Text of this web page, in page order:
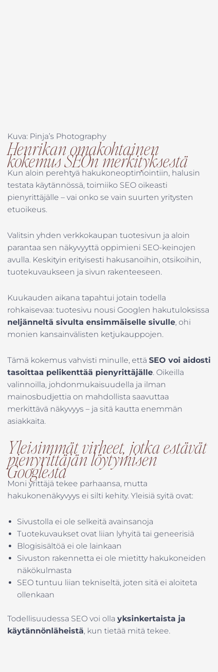
Kuva: Pinja’s Photography
Henrikan omakohtainen
kokemus SEOn merkityksestä
Kun aloin perehtyä hakukoneoptimointiin, halusin
testata käytännössä, toimiiko SEO oikeasti
pienyrittäjälle – vai onko se vain suurten yritysten
etuoikeus.
Valitsin yhden verkkokaupan tuotesivun ja aloin
parantaa sen näkyvyyttä oppimieni SEO-keinojen
avulla. Keskityin erityisesti hakusanoihin, otsikoihin,
tuotekuvaukseen ja sivun rakenteeseen.
Kuukauden aikana tapahtui jotain todella
rohkaisevaa: tuotesivu nousi Googlen hakutuloksissa
neljänneltä sivulta ensimmäiselle sivulle, ohi
monien kansainvälisten ketjukauppojen.
Tämä kokemus vahvisti minulle, että SEO voi aidosti
tasoittaa pelikenttää pienyrittäjälle. Oikeilla
valinnoilla, johdonmukaisuudella ja ilman
mainosbudjettia on mahdollista saavuttaa
merkittävä näkyvyys – ja sitä kautta enemmän
asiakkaita.
Yleisimmät virheet, jotka estävät
pienyrittäjän löytymisen
Googlesta
Moni yrittäjä tekee parhaansa, mutta
hakukonenäkyvyys ei silti kehity. Yleisiä syitä ovat:
Sivustolla ei ole selkeitä avainsanoja
Tuotekuvaukset ovat liian lyhyitä tai geneerisiä
Blogisisältöä ei ole lainkaan
Sivuston rakennetta ei ole mietitty hakukoneiden
näkökulmasta
SEO tuntuu liian tekniseltä, joten sitä ei aloiteta
ollenkaan
Todellisuudessa SEO voi olla yksinkertaista ja
käytännönläheistä, kun tietää mitä tekee.